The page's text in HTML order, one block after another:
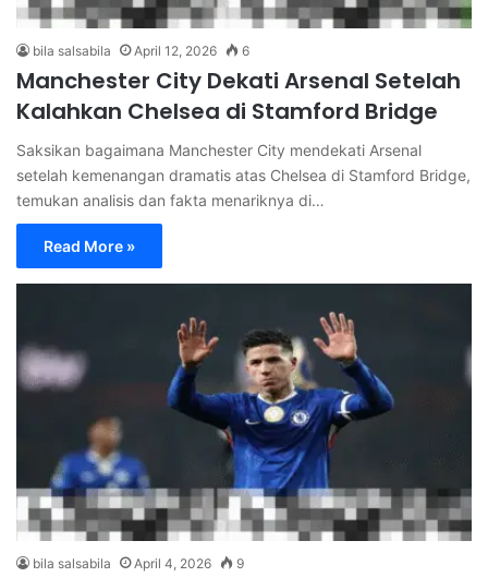
bila salsabila April 12, 2026 6
Manchester City Dekati Arsenal Setelah
Kalahkan Chelsea di Stamford Bridge
Saksikan bagaimana Manchester City mendekati Arsenal
setelah kemenangan dramatis atas Chelsea di Stamford Bridge,
temukan analisis dan fakta menariknya di…
Read More »
bila salsabila April 4, 2026 9